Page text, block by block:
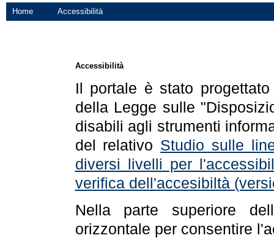
Home Accessibilità
Accessibilità
Il portale è stato
della Legge sulle
disabili agli strumenti
del relativo Studio sulle
diversi livelli per
verifica dell'accesibiltà
Nella parte superiore
orizzontale per consentire